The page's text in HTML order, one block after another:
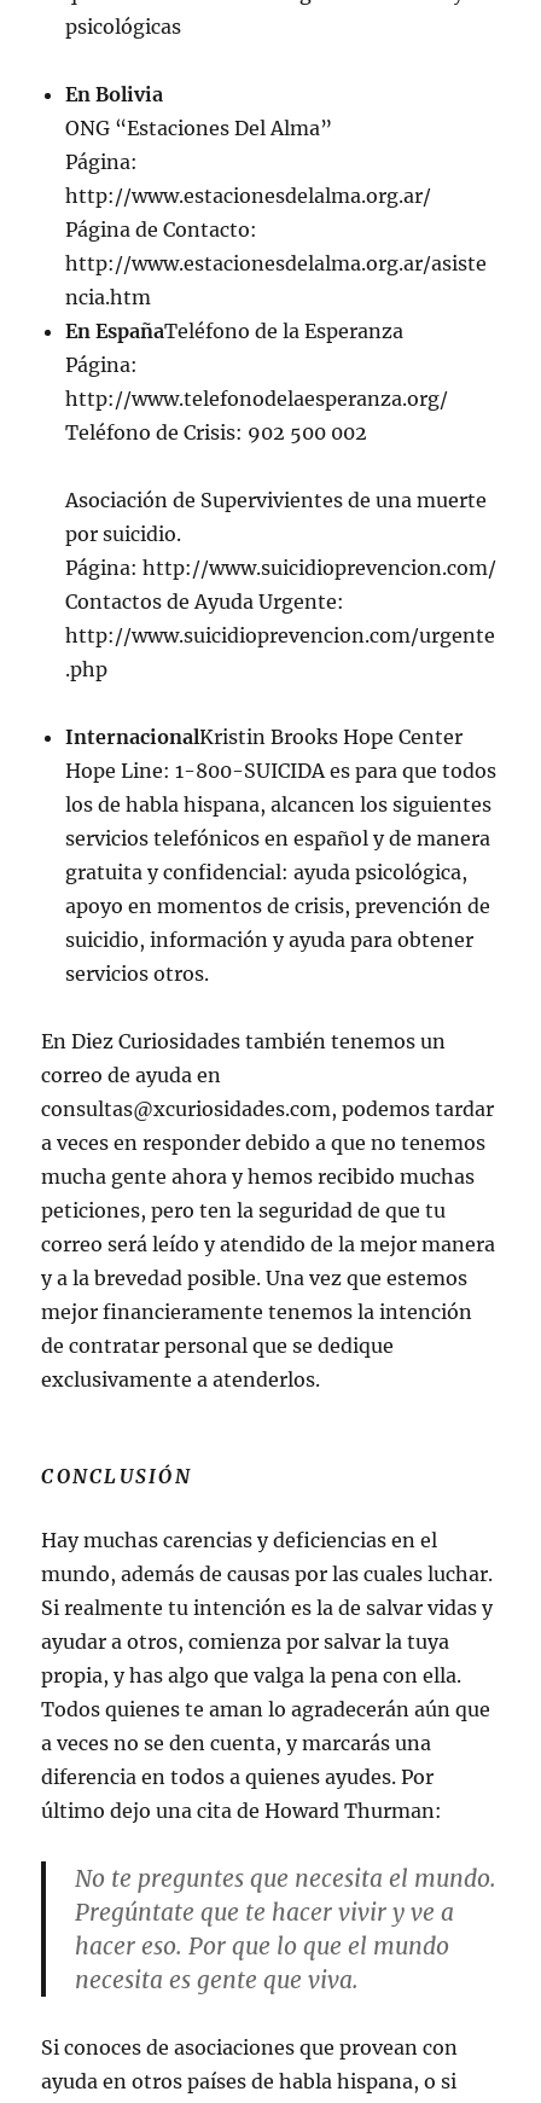
psicológicas
En Bolivia
ONG “Estaciones Del Alma”
Página:
http://www.estacionesdelalma.org.ar/
Página de Contacto:
http://www.estacionesdelalma.org.ar/asiste
ncia.htm
En EspañaTeléfono de la Esperanza
Página:
http://www.telefonodelaesperanza.org/
Teléfono de Crisis: 902 500 002
Asociación de Supervivientes de una muerte
por suicidio.
Página: http://www.suicidioprevencion.com/
Contactos de Ayuda Urgente:
http://www.suicidioprevencion.com/urgente
.php
InternacionalKristin Brooks Hope Center
Hope Line: 1-800-SUICIDA es para que todos
los de habla hispana, alcancen los siguientes
servicios telefónicos en español y de manera
gratuita y confidencial: ayuda psicológica,
apoyo en momentos de crisis, prevención de
suicidio, información y ayuda para obtener
servicios otros.
En Diez Curiosidades también tenemos un
correo de ayuda en
consultas@xcuriosidades.com, podemos tardar
a veces en responder debido a que no tenemos
mucha gente ahora y hemos recibido muchas
peticiones, pero ten la seguridad de que tu
correo será leído y atendido de la mejor manera
y a la brevedad posible. Una vez que estemos
mejor financieramente tenemos la intención
de contratar personal que se dedique
exclusivamente a atenderlos.
CONCLUSIÓN
Hay muchas carencias y deficiencias en el
mundo, además de causas por las cuales luchar.
Si realmente tu intención es la de salvar vidas y
ayudar a otros, comienza por salvar la tuya
propia, y has algo que valga la pena con ella.
Todos quienes te aman lo agradecerán aún que
a veces no se den cuenta, y marcarás una
diferencia en todos a quienes ayudes. Por
último dejo una cita de Howard Thurman:
No te preguntes que necesita el mundo.
Pregúntate que te hacer vivir y ve a
hacer eso. Por que lo que el mundo
necesita es gente que viva.
Si conoces de asociaciones que provean con
ayuda en otros países de habla hispana, o si